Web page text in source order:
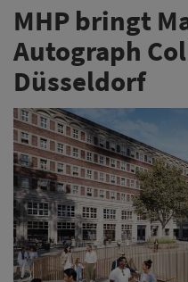
MHP bringt
Autograph
Düsseldorf